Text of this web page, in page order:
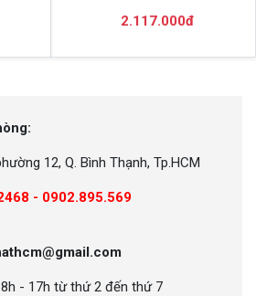
2.117.000đ
12, Q. Bình Thạnh, Tp.HCM
- 0902.895.569
8h - 17h từ thứ 2 đến thứ 7